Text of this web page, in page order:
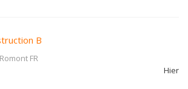
B
Romont FR
Hier